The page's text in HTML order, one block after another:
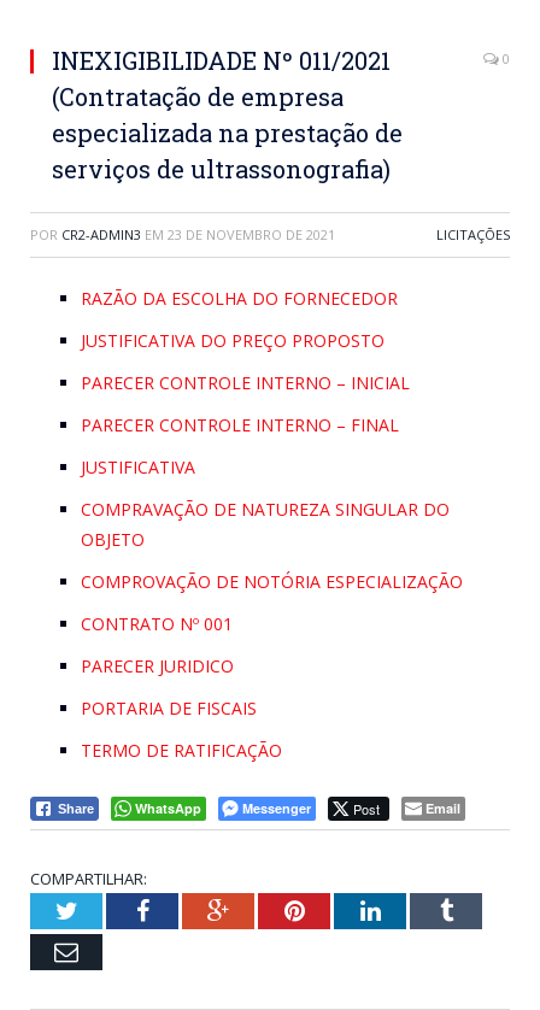
INEXIGIBILIDADE Nº 011/2021
(Contratação de empresa
especializada na prestação de
serviços de ultrassonografia)
0
POR CR2-ADMIN3 EM 23 DE NOVEMBRO DE 2021 LICITAÇÕES
RAZÃO DA ESCOLHA DO FORNECEDOR
JUSTIFICATIVA DO PREÇO PROPOSTO
PARECER CONTROLE INTERNO – INICIAL
PARECER CONTROLE INTERNO – FINAL
JUSTIFICATIVA
COMPRAVAÇÃO DE NATUREZA SINGULAR DO
OBJETO
COMPROVAÇÃO DE NOTÓRIA ESPECIALIZAÇÃO
CONTRATO Nº 001
PARECER JURIDICO
PORTARIA DE FISCAIS
TERMO DE RATIFICAÇÃO
Share WhatsApp Messenger Post Email
COMPARTILHAR:
TwitterFacebookGoogle+PinterestLinkedInTumblr
Email